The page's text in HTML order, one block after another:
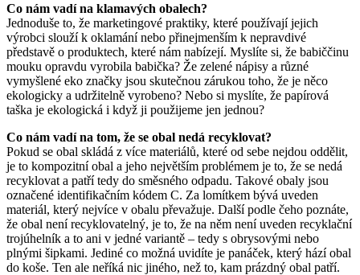
Co nám vadí na klamavých obalech?
Jednoduše to, že marketingové praktiky, které používají jejich
výrobci slouží k oklamání nebo přinejmenším k nepravdivé
představě o produktech, které nám nabízejí. Myslíte si, že babiččinu
mouku opravdu vyrobila babička? Že zelené nápisy a různé
vymyšlené eko značky jsou skutečnou zárukou toho, že je něco
ekologicky a udržitelně vyrobeno? Nebo si myslíte, že papírová
taška je ekologická i když ji použijeme jen jednou?
Co nám vadí na tom, že se obal nedá recyklovat?
Pokud se obal skládá z více materiálů, které od sebe nejdou oddělit,
je to kompozitní obal a jeho největším problémem je to, že se nedá
recyklovat a patří tedy do směsného odpadu. Takové obaly jsou
označené identifikačním kódem C. Za lomítkem bývá uveden
materiál, který nejvíce v obalu převažuje. Další podle čeho poznáte,
že obal není recyklovatelný, je to, že na něm není uveden recyklační
trojúhelník a to ani v jedné variantě – tedy s obrysovými nebo
plnými šipkami. Jediné co možná uvidíte je panáček, který hází obal
do koše. Ten ale neříká nic jiného, než to, kam prázdný obal patří.